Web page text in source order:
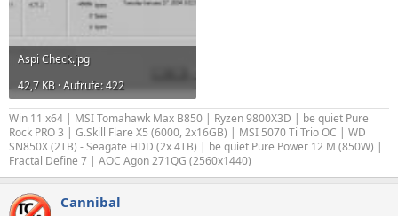
Aspi Check.jpg
42,7 KB · Aufrufe: 422
Win 11 x64 | MSI Tomahawk Max B850 | Ryzen 9800X3D | be quiet Pure
Rock PRO 3 | G.Skill Flare X5 (6000, 2x16GB) | MSI 5070 Ti Trio OC | WD
SN850X (2TB) - Seagate HDD (2x 4TB) | be quiet Pure Power 12 M (850W) |
Fractal Define 7 | AOC Agon 271QG (2560x1440)
Cannibal